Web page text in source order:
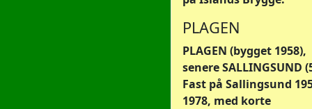
PLAGEN
PLAGEN (bygget 1958),
senere SALLINGSUND
Fast på Sallingsund
1978, med korte